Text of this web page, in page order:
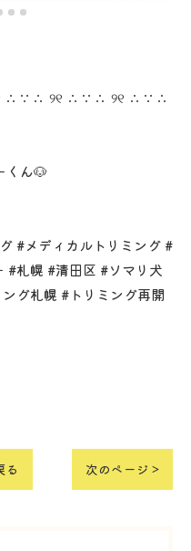
∴∵∴ ୨୧ ∴∵∴ ୨୧ ∴∵∴
くん🐶
#メディカルトリミング #
#札幌 #清田区 #ソマリ犬
グ札幌 #トリミング再開
る 次のページ >